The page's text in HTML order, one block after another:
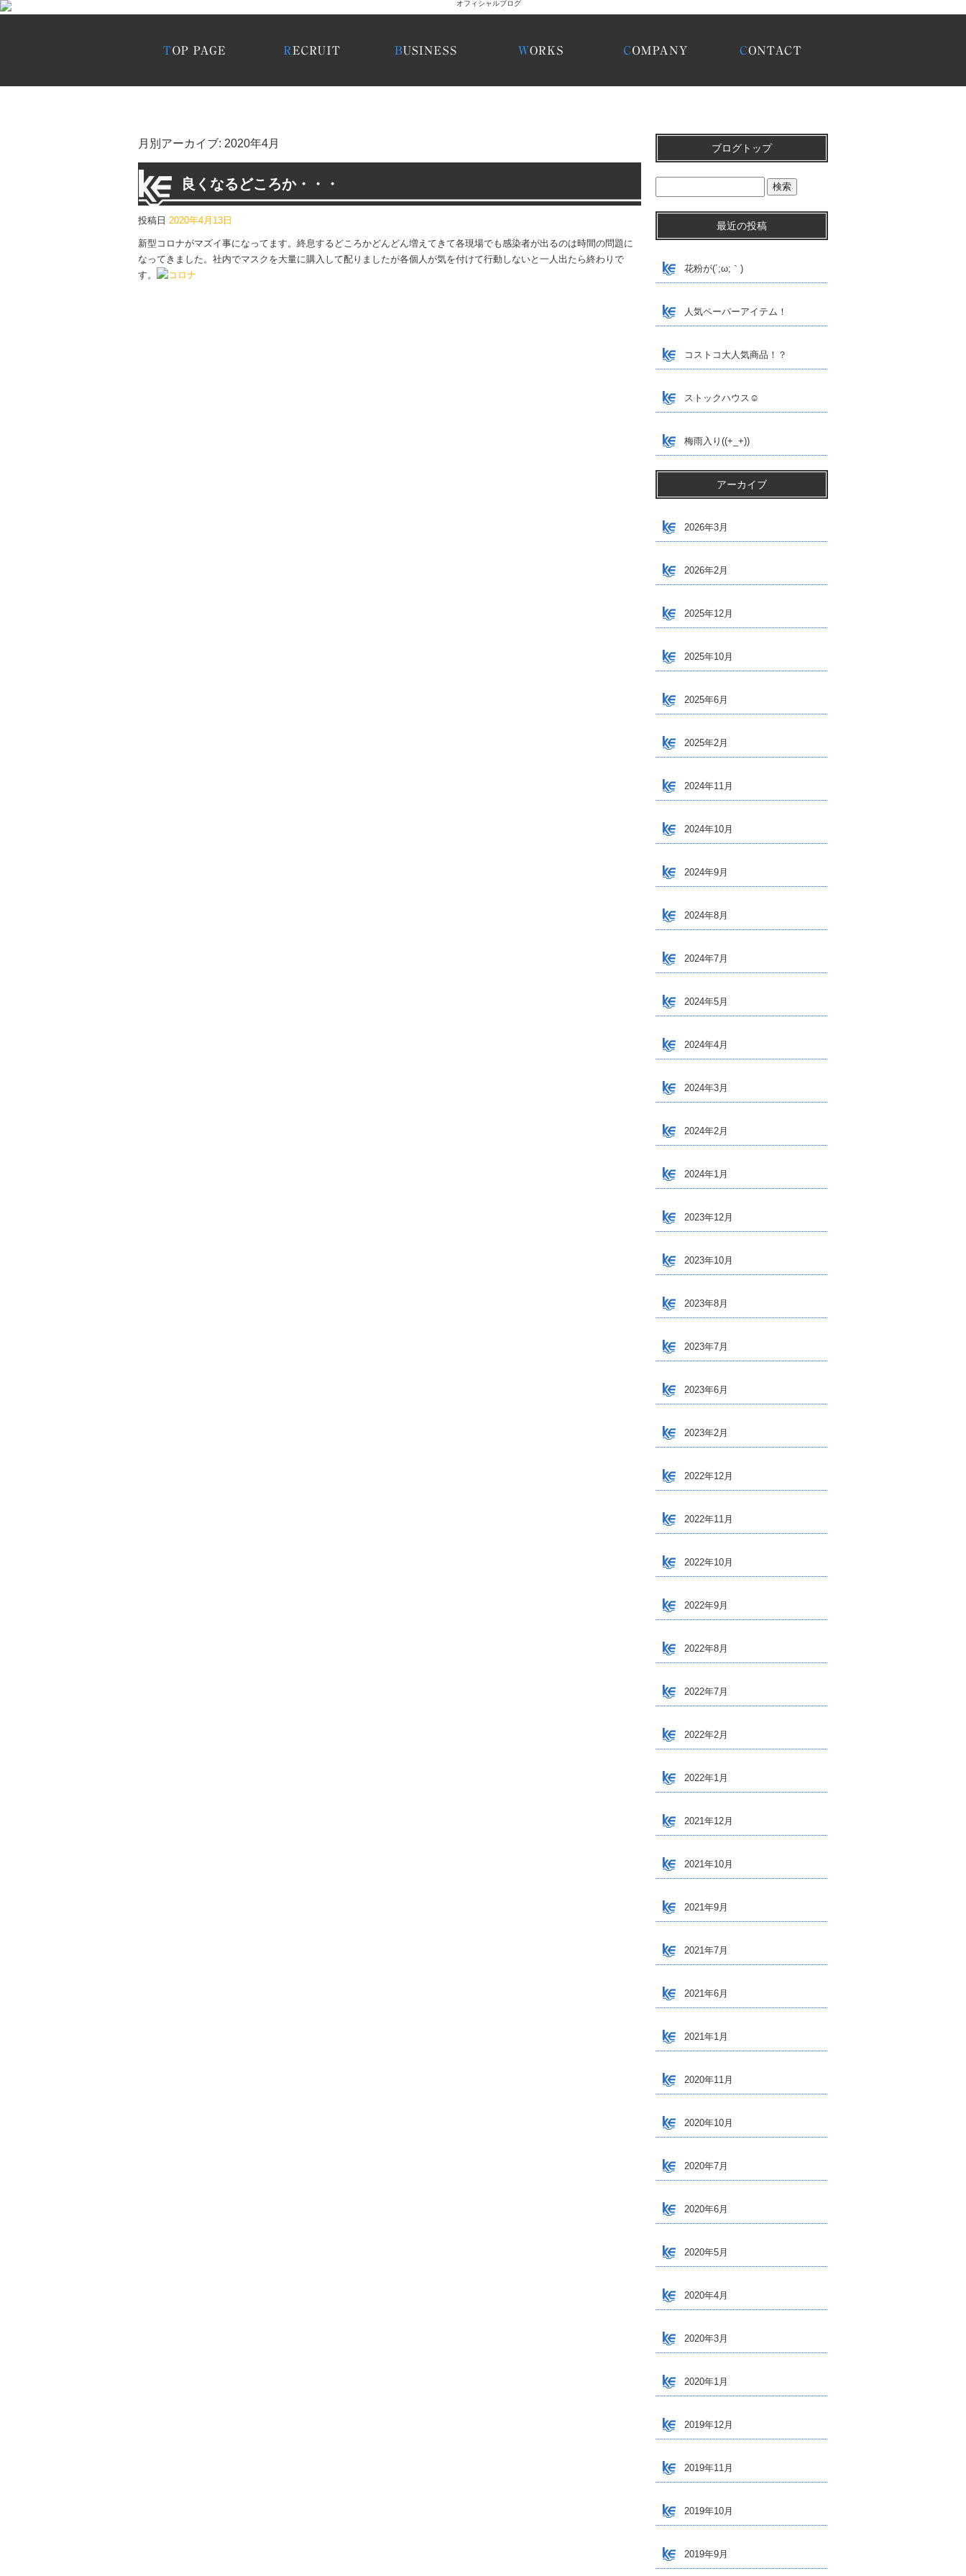
月別アーカイブ: 2020年4月
良くなるどころか・・・
投稿日 2020年4月13日
新型コロナがマズイ事になってます。終息するどころかどんどん増えてきて各現場でも感染者が出るのは時間の問題に
なってきました。社内でマスクを大量に購入して配りましたが各個人が気を付けて行動しないと一人出たら終わりで
す。
ブログトップ
最近の投稿
花粉が(´;ω;｀)
人気ペーパーアイテム！
コストコ大人気商品！？
ストックハウス☺
梅雨入り((+_+))
アーカイブ
2026年3月
2026年2月
2025年12月
2025年10月
2025年6月
2025年2月
2024年11月
2024年10月
2024年9月
2024年8月
2024年7月
2024年5月
2024年4月
2024年3月
2024年2月
2024年1月
2023年12月
2023年10月
2023年8月
2023年7月
2023年6月
2023年2月
2022年12月
2022年11月
2022年10月
2022年9月
2022年8月
2022年7月
2022年2月
2022年1月
2021年12月
2021年10月
2021年9月
2021年7月
2021年6月
2021年1月
2020年11月
2020年10月
2020年7月
2020年6月
2020年5月
2020年4月
2020年3月
2020年1月
2019年12月
2019年11月
2019年10月
2019年9月